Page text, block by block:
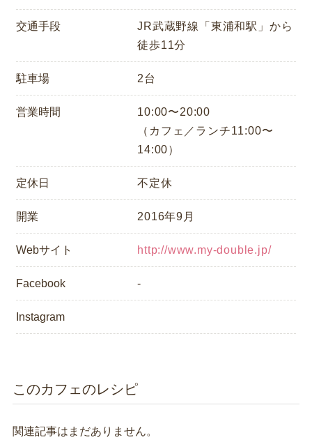
交通手段
JR武蔵野線「東浦和駅」から
徒歩11分
駐車場 2台
営業時間
10:00〜20:00
（カフェ／ランチ11:00〜
14:00）
定休日 不定休
開業 2016年9月
Webサイト http://www.my-double.jp/
Facebook -
Instagram
このカフェのレシピ
関連記事はまだありません。